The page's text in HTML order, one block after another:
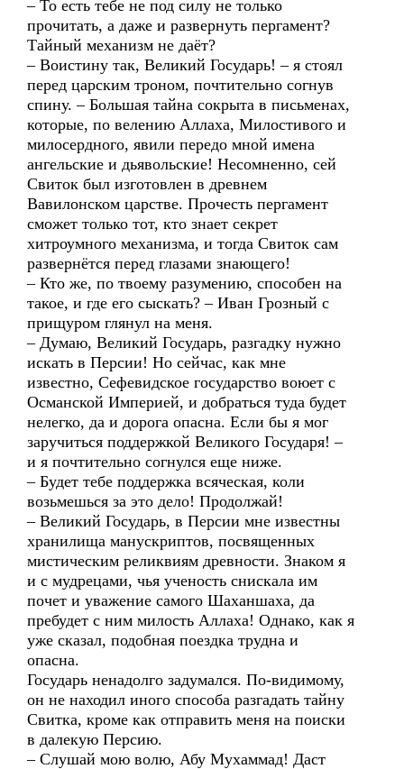
– То есть тебе не под силу не только
прочитать, а даже и развернуть пергамент?
Тайный механизм не даёт?
– Воистину так, Великий Государь! – я стоял
перед царским троном, почтительно согнув
спину. – Большая тайна сокрыта в письменах,
которые, по велению Аллаха, Милостивого и
милосердного, явили передо мной имена
ангельские и дьявольские! Несомненно, сей
Свиток был изготовлен в древнем
Вавилонском царстве. Прочесть пергамент
сможет только тот, кто знает секрет
хитроумного механизма, и тогда Свиток сам
развернётся перед глазами знающего!
– Кто же, по твоему разумению, способен на
такое, и где его сыскать? – Иван Грозный с
прищуром глянул на меня.
– Думаю, Великий Государь, разгадку нужно
искать в Персии! Но сейчас, как мне
известно, Сефевидское государство воюет с
Османской Империей, и добраться туда будет
нелегко, да и дорога опасна. Если бы я мог
заручиться поддержкой Великого Государя! –
и я почтительно согнулся еще ниже.
– Будет тебе поддержка всяческая, коли
возьмешься за это дело! Продолжай!
– Великий Государь, в Персии мне известны
хранилища манускриптов, посвященных
мистическим реликвиям древности. Знаком я
и с мудрецами, чья ученость снискала им
почет и уважение самого Шаханшаха, да
пребудет с ним милость Аллаха! Однако, как я
уже сказал, подобная поездка трудна и
опасна.
Государь ненадолго задумался. По-видимому,
он не находил иного способа разгадать тайну
Свитка, кроме как отправить меня на поиски
в далекую Персию.
– Слушай мою волю, Абу Мухаммад! Даст